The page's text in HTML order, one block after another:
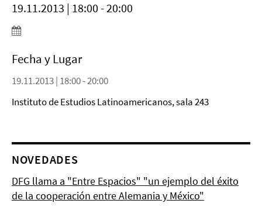
19.11.2013 | 18:00 - 20:00
Fecha y Lugar
19.11.2013 | 18:00 - 20:00
Instituto de Estudios Latinoamericanos, sala 243
NOVEDADES
DFG llama a "Entre Espacios" "un ejemplo del éxito
de la cooperación entre Alemania y México"